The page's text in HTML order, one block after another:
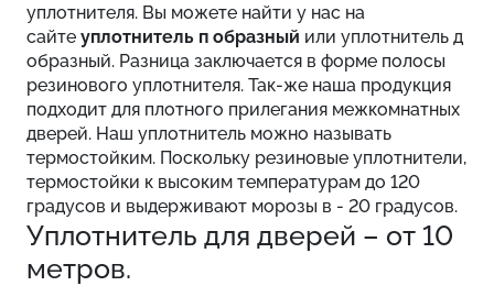
уплотнителя. Вы можете найти у нас на
сайте уплотнитель п образный или уплотнитель д
образный. Разница заключается в форме полосы
резинового уплотнителя. Так-же наша продукция
подходит для плотного прилегания межкомнатных
дверей. Наш уплотнитель можно называть
термостойким. Поскольку резиновые уплотнители,
термостойки к высоким температурам до 120
градусов и выдерживают морозы в - 20 градусов.
Уплотнитель для дверей – от 10
метров.